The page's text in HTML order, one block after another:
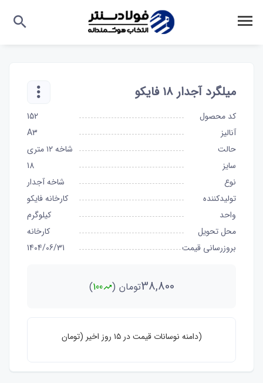
میلگرد آجدار ۱۸ فایکو
کد محصول
152
آنالیز
A3
حالت
شاخه ۱۲ متری
سایز
18
نوع
شاخه آجدار
تولیدکننده
کارخانه فایکو
واحد
کیلوگرم
محل تحویل
کارخانه
بروزرسانی قیمت
1404/06/31
38,800تومان (
100
)
دامنه نوسانات قیمت در ۱۵ روز اخیر (تومان)